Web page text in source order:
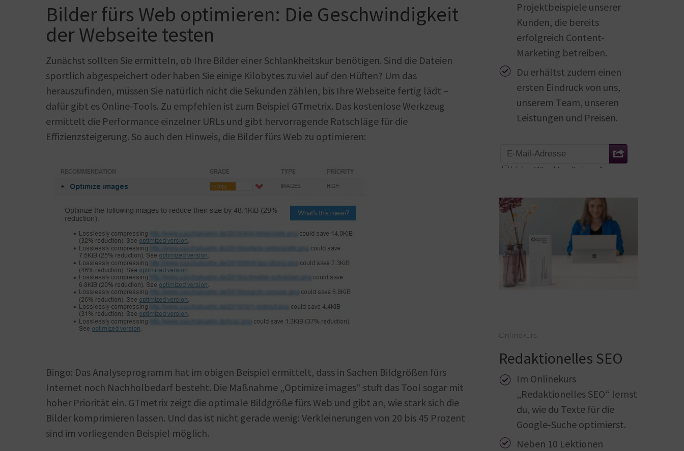
Bilder fürs Web optimieren: Die Geschwindigkeit
der Webseite testen
Zunächst sollten Sie ermitteln, ob Ihre Bilder einer Schlankheitskur benötigen. Sind die Dateien
sportlich abgespeichert oder haben Sie einige Kilobytes zu viel auf den Hüften? Um das
herauszufinden, müssen Sie natürlich nicht die Sekunden zählen, bis Ihre Webseite fertig lädt –
dafür gibt es Online-Tools. Zu empfehlen ist zum Beispiel GTmetrix. Das kostenlose Werkzeug
ermittelt die Performance einzelner URLs und gibt hervorragende Ratschläge für die
Effizienzsteigerung. So auch den Hinweis, die Bilder fürs Web zu optimieren:
Bingo: Das Analyseprogramm hat im obigen Beispiel ermittelt, dass in Sachen Bildgrößen fürs
Internet noch Nachholbedarf besteht. Die Maßnahme „Optimize images“ stuft das Tool sogar mit
hoher Priorität ein. GTmetrix zeigt die optimale Bildgröße fürs Web und gibt an, wie stark sich die
Bilder komprimieren lassen. Und das ist nicht gerade wenig: Verkleinerungen von 20 bis 45 Prozent
sind im vorliegenden Beispiel möglich.
Projektbeispiele unserer
Kunden, die bereits
erfolgreich Content-
Marketing betreiben.
Du erhältst zudem einen
ersten Eindruck von uns,
unserem Team, unseren
Leistungen und Preisen.
Onlinekurs
Redaktionelles SEO
Im Onlinekurs
„Redaktionelles SEO“ lernst
du, wie du Texte für die
Google-Suche optimierst.
Neben 10 Lektionen